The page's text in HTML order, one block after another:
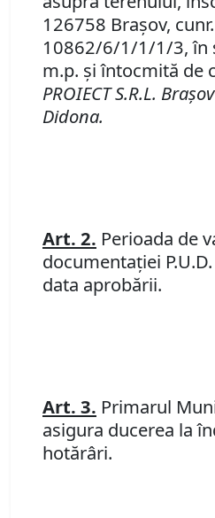
126758 Braşov,
10862/6/1/1/1/3, în
m.p. şi întocmită de
PROIECT S.R.L.
Didona.
Art. 2. Perioada de
documentaţiei
data aprobării.
Art. 3. Primarul
asigura ducerea la
hotărâri.